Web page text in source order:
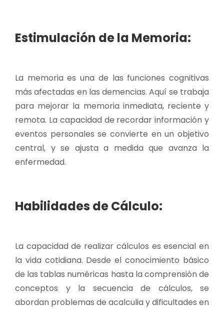
Estimulación de la Memoria:
La memoria es una de las funciones cognitivas
más afectadas en las demencias. Aquí se trabaja
para mejorar la memoria inmediata, reciente y
remota. La capacidad de recordar información y
eventos personales se convierte en un objetivo
central, y se ajusta a medida que avanza la
enfermedad.
Habilidades de Cálculo:
La capacidad de realizar cálculos es esencial en
la vida cotidiana. Desde el conocimiento básico
de las tablas numéricas hasta la comprensión de
conceptos y la secuencia de cálculos, se
abordan problemas de acalculia y dificultades en